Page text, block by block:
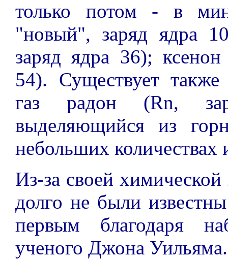
только потом - в
"новый", заряд ядра
заряд ядра 36);
54). Существует также
газ радон (Rn,
выделяющийся из
небольших
Из-за своей
долго не были
первым благодаря
ученого Джона